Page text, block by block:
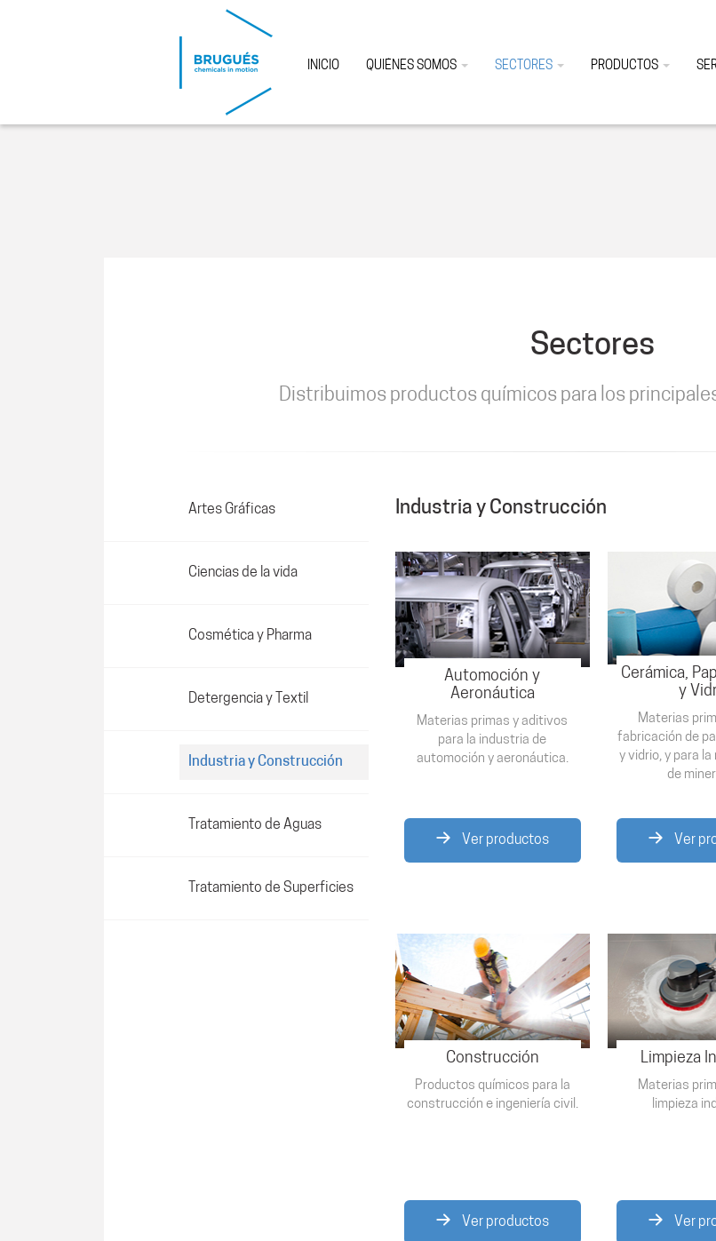
INICIO QUIÉNES SOMOS SECTORES PRODUCTOS
Sectores
Distribuimos productos químicos para los
Artes Gráficas
Ciencias de la vida
Cosmética y Pharma
Detergencia y Textil
Industria y Construcción
Tratamiento de Aguas
Tratamiento de Superficies
Industria y Construcción
Automoción y
Aeronáutica
Materias primas y aditivos
para la industria de
automoción y aeronáutica.
Ver productos
Cerámica,
y
Materias
fabricación de
y vidrio, y para
de
Ver
Construcción
Productos químicos para la
construcción e ingeniería civil.
Ver productos
Limpieza
Materias
limpieza
Ver